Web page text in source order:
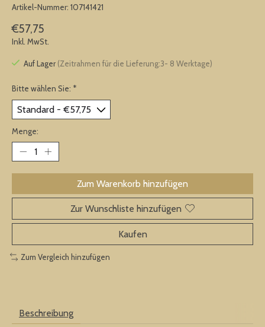
Artikel-Nummer: 107141421
€57,75
Inkl. MwSt.
Auf Lager (Zeitrahmen für die Lieferung:3- 8 Werktage)
Bitte wählen Sie: *
Menge:
Zum Warenkorb hinzufügen
Zur Wunschliste hinzufügen
Kaufen
Zum Vergleich hinzufügen
Beschreibung